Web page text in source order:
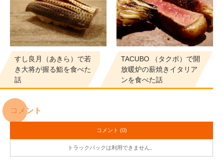
すし良月（あきら）で若
き大将が握る鮨を食べた
話
TACUBO （タクボ）で開
放暖炉の薪焼きイタリア
ンを食べた話
コメント
コメント (0)
トラックバックは利用できません。